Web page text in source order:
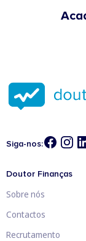
Siga-nos:
Doutor Finanças
Sobre nós
Contactos
Recrutamento